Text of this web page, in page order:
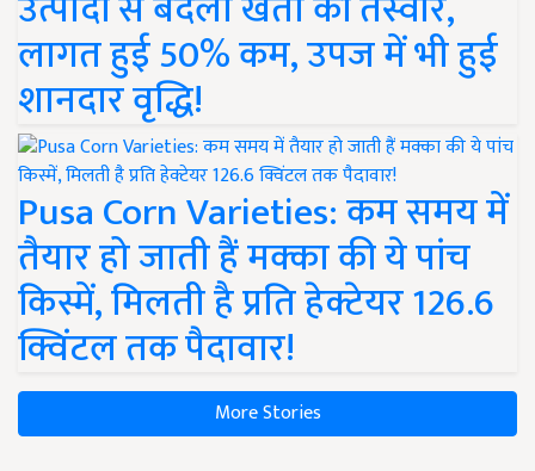
लागत हुई 50% कम, उपज में भी हुई
शानदार वृद्धि!
Pusa Corn Varieties: कम समय में
तैयार हो जाती हैं मक्का की ये पांच
किस्में, मिलती है प्रति हेक्टेयर 126.6
क्विंटल तक पैदावार!
More Stories